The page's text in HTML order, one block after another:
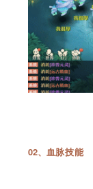
02、 血脉技能